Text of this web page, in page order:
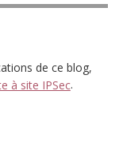
de ce blog,
à site IPSec.